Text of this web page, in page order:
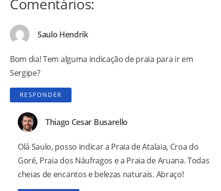
Saulo Hendrik
Bom dia! Tem alguma indicação de praia para ir em
Sergipe?
RESPONDER
Thiago Cesar Busarello
Olá Saulo, posso indicar a Praia de Atalaia, Croa do
Goré, Praia dos Náufragos e a Praia de Aruana. Todas
cheias de encantos e belezas naturais. Abraço!